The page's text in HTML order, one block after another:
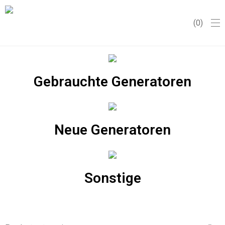
0
Gebrauchte Generatoren
Neue Generatoren
Sonstige